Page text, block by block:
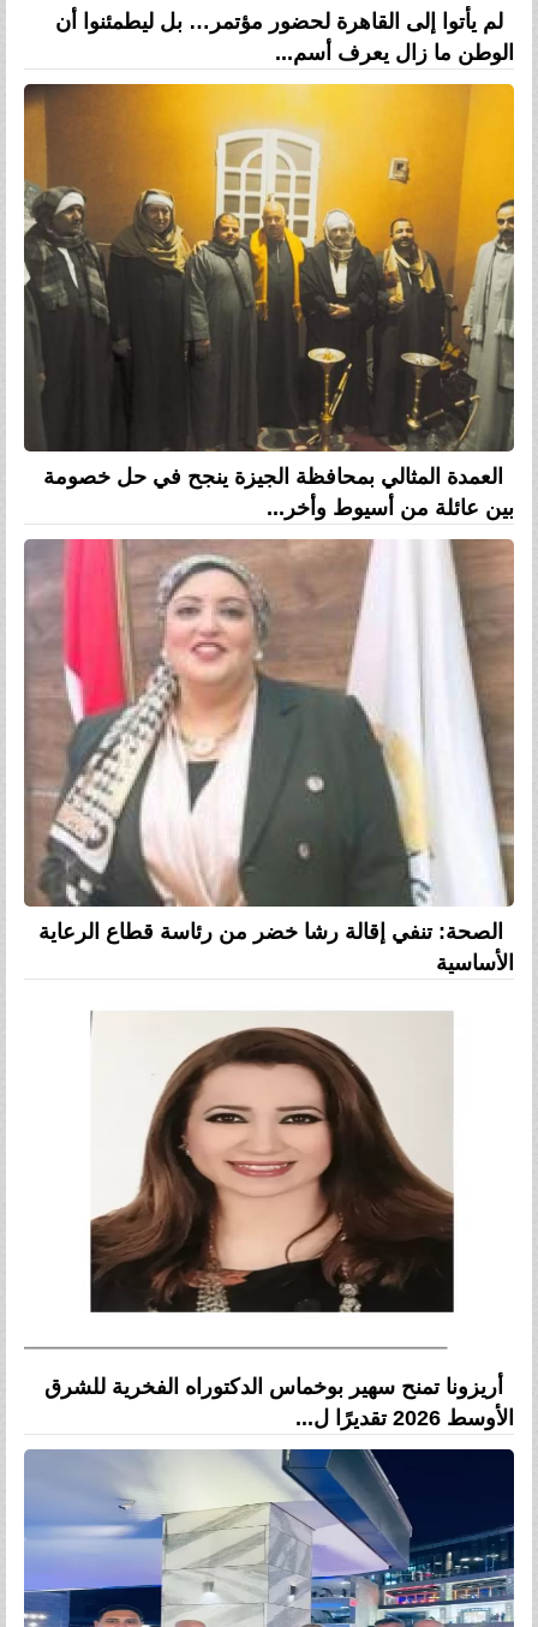
لم يأتوا إلى القاهرة لحضور مؤتمر… بل ليطمئنوا أن
الوطن ما زال يعرف أسم...
العمدة المثالي بمحافظة الجيزة ينجح في حل خصومة
بين عائلة من أسيوط وأخر...
الصحة: تنفي إقالة رشا خضر من رئاسة قطاع الرعاية
الأساسية
أريزونا تمنح سهير بوخماس الدكتوراه الفخرية للشرق
الأوسط 2026 تقديرًا ل...